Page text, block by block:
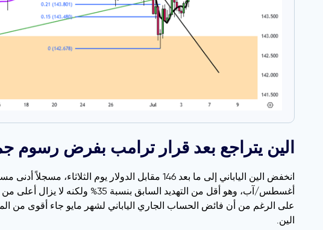
الين يتراجع بعد قرار ترامب بفرض رسوم جمركية بنسبة
على الرغم من أن فائض الحساب الجاري الياباني لشهر مايو جاء أقوى من
الين.